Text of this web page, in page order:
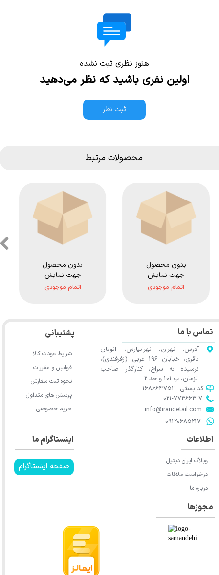
هنوز نظری ثبت نشده
اولین نفری باشید که نظر می‌دهید
ثبت نظر
محصولات مرتبط
بدون محصول
جهت نمایش
اتمام موجودی
بدون محصول
جهت نمایش
اتمام موجودی
تماس با ما
آدرس: تهران، تهرانپارس، اتوبان
باقری، خیابان 196 غربی (زفرقندی)،
نرسیده به سراج، کنارگذر صاحب
الزمان، پ 101 واحد 2
​​​​​​​info@irandetail.com
021-77366317​​​​​​​​​​​​​​​​​​​​​
​​​​​​​09120685217​​​​​​​
کد پستی: 1686647511
اینستاگرام ما
صفحه اینستاگرام
اطلاعات
وبلاگ ایران دیتیل
درخواست ملاقات
درباره ما
پشتیبانی
شرایط عودت کالا
قوانین و مقررات
نحوه ثبت سفارش
پرسش های متداول
حریم خصوصی
مجوزها